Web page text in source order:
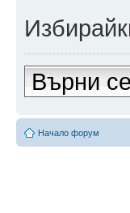
Върни
Начало форум